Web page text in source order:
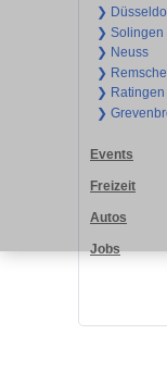
❯
❯ Solingen
❯ Neuss
❯
❯ Ratingen
❯
Events
Freizeit
Autos
Jobs